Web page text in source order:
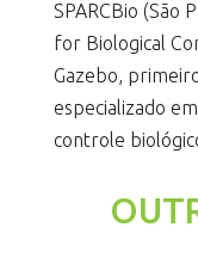
SPARCBio (São
for Biological
Gazebo,
especializado
controle